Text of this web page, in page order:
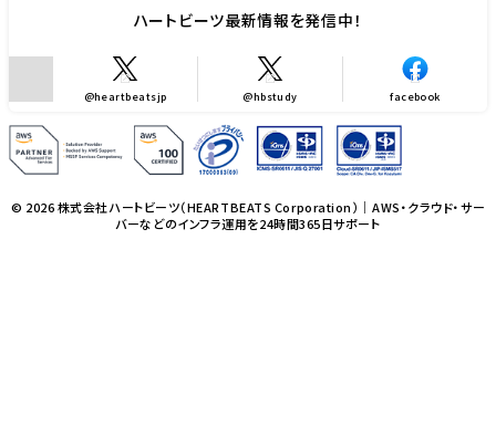
ハートビーツ最新情報を発信中！
@heartbeatsjp @hbstudy facebook
© 2026 株式会社ハートビーツ（HEARTBEATS Corporation）｜AWS・クラウド・サー
バーなどのインフラ運用を24時間365日サポート